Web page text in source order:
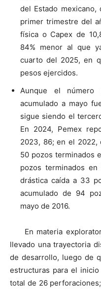
del Estado
primer trimestre del
física o Capex de
84% menor al que
cuarto del 2025, en
pesos ejercidos.
Aunque el
acumulado a mayo
sigue siendo el
En 2024, Pemex
2023, 86; en el 2022,
50 pozos terminados
pozos terminados
drástica caída a 33
acumulado de 94
mayo de 2016.
En materia
llevado una trayectoria
de desarrollo, luego de
estructuras para el
total de 26